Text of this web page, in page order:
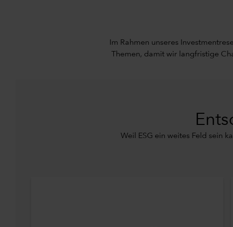
Im Rahmen unseres
Themen, damit wir langfristige
Weil ESG ein weites Feld sein